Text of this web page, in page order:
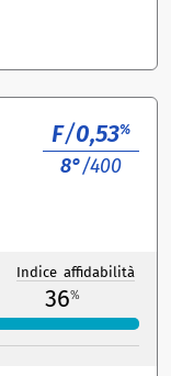
F/0,53%
8°/400
Indice affidabilità
36%